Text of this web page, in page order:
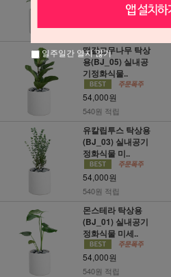
떡갈고무나무 탁상
용(BJ_05) 실내공
기정화식물..
54,000원
540원 적립
유칼립투스 탁상용
(BJ_03) 실내공기
정화식물 미..
54,000원
540원 적립
몬스테라 탁상용
(BJ_01) 실내공기
정화식물 미세..
54,000원
540원 적립
일주일간 열지 않기